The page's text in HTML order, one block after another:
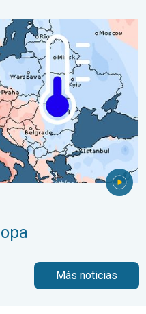
meteorológicos. . .
Más noticias